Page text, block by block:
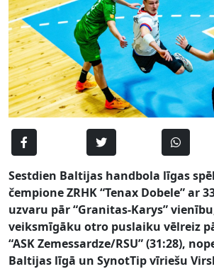
Sestdien Baltijas handbola līgas
čempione ZRHK “Tenax Dobele” ar
uzvaru pār “Granitas-Karys”
veiksmīgāku otro puslaiku vēlreiz
“ASK Zemessardze/RSU” (31:28),
Baltijas līgā un SynotTip vīriešu